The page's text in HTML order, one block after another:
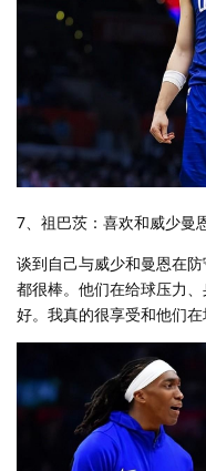
7、祖巴茨：喜欢和威少曼
谈到自己与威少和曼恩在
都很棒。他们在给球压力
好。我真的很享受和他们在